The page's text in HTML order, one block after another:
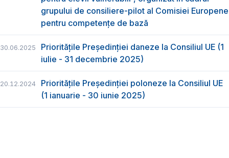
grupului de consiliere-pilot al Comisiei Europene
pentru competențe de bază
30.06.2025
Prioritățile Președinției daneze la Consiliul UE (1
iulie - 31 decembrie 2025)
20.12.2024
Prioritățile Președinției poloneze la Consiliul UE
(1 ianuarie - 30 iunie 2025)